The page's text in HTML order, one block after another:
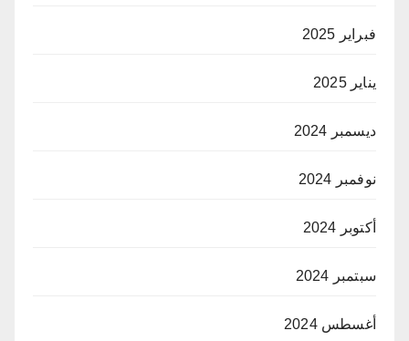
فبراير 2025
يناير 2025
ديسمبر 2024
نوفمبر 2024
أكتوبر 2024
سبتمبر 2024
أغسطس 2024